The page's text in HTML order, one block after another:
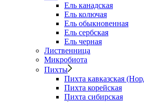
Ель канадская
Ель колючая
Ель обыкновенная
Ель сербская
Ель черная
Лиственница
Микробиота
Пихты
Пихта кавказская
Пихта корейская
Пихта сибирская